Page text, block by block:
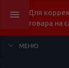
Для
товара на
МЕНЮ